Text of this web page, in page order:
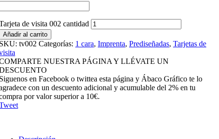
de visita 002 cantidad
Añadir al carrito
tv002 Categorías: 1 cara, Imprenta, Prediseñadas, Tarjetas de
NUESTRA PÁGINA Y LLÉVATE UN
en Facebook o twittea esta página y Ábaco Gráfico te lo
con un descuento adicional y acumulable del 2% en tu
por valor superior a 10€.